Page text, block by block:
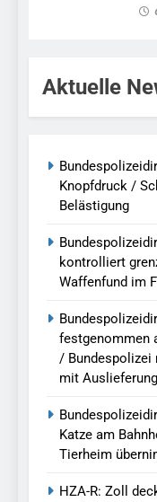
Aktuelle
Knopfdruck /
Belästigung
kontrolliert
Waffenfund im
festgenommen
/ Bundespolizei
mit
Katze am
Tierheim
HZA-R: Zoll